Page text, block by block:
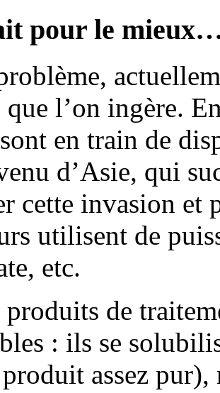
pour le
l’on ingère.
en train de
d’Asie, qui
cette invasion et
utilisent de
etc.
produits de
: ils se
assez